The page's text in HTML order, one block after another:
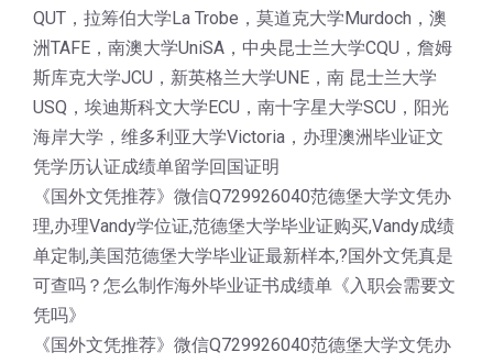
QUT，拉筹伯大学La Trobe，莫道克大学Murdoch，澳
洲TAFE，南澳大学UniSA，中央昆士兰大学CQU，詹姆
斯库克大学JCU，新英格兰大学UNE，南 昆士兰大学
USQ，埃迪斯科文大学ECU，南十字星大学SCU，阳光
海岸大学，维多利亚大学Victoria，办理澳洲毕业证文
凭学历认证成绩单留学回国证明
《国外文凭推荐》微信Q729926040范德堡大学文凭办
理,办理Vandy学位证,范德堡大学毕业证购买,Vandy成绩
单定制,美国范德堡大学毕业证最新样本,?国外文凭真是
可查吗？怎么制作海外毕业证书成绩单《入职会需要文
凭吗》
《国外文凭推荐》微信Q729926040范德堡大学文凭办